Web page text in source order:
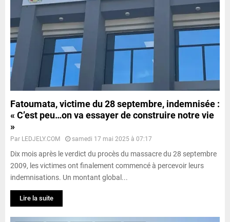
Fatoumata, victime du 28 septembre, indemnisée :
« C’est peu…on va essayer de construire notre vie
»
Par LEDJELY.COM samedi 17 mai 2025 à 07:17
Dix mois après le verdict du procès du massacre du 28 septembre
2009, les victimes ont finalement commencé à percevoir leurs
indemnisations. Un montant global...
Lire la suite